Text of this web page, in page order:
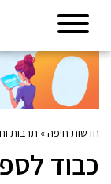
חדשות חיפה» תרבות
כבוד